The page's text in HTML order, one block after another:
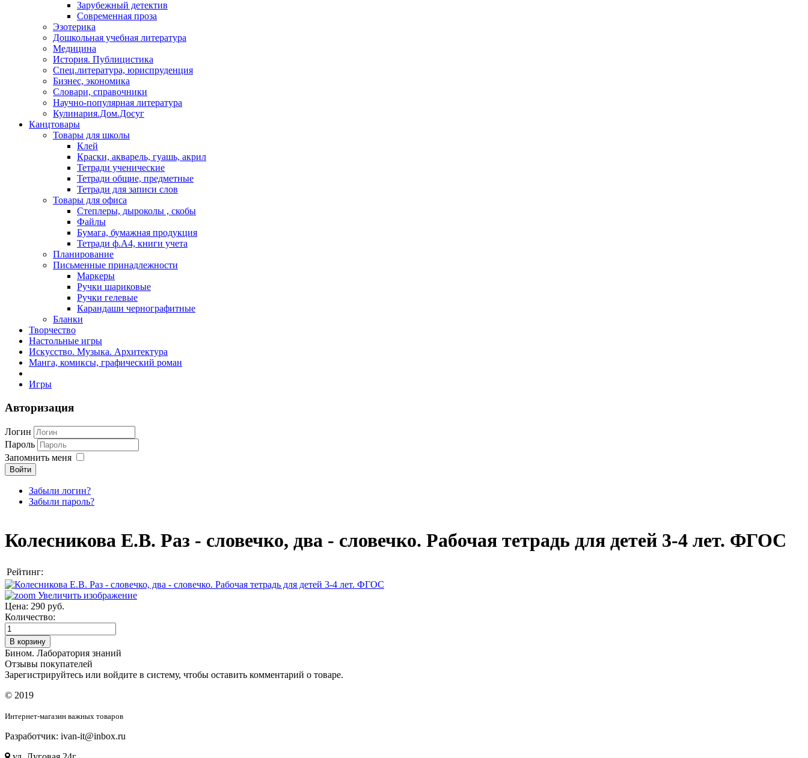
Зарубежный детектив
Современная проза
Эзотерика
Дошкольная учебная литература
Медицина
История. Публицистика
Спец.литература, юриспруденция
Бизнес, экономика
Словари, справочники
Научно-популярная литература
Кулинария.Дом.Досуг
Канцтовары
Товары для школы
Клей
Краски, акварель, гуашь, акрил
Тетради ученические
Тетради общие, предметные
Тетради для записи слов
Товары для офиса
Степлеры, дыроколы , скобы
Файлы
Бумага, бумажная продукция
Тетради ф.А4, книги учета
Планирование
Письменные принадлежности
Маркеры
Ручки шариковые
Ручки гелевые
Карандаши чернографитные
Бланки
Творчество
Настольные игры
Искусство. Музыка. Архитектура
Манга, комиксы, графический роман
Игры
Авторизация
Логин
Пароль
Запомнить меня
Войти
Забыли логин?
Забыли пароль?
Колесникова Е.В. Раз - словечко, два - словечко. Рабочая тетрадь для детей 3-4 лет. ФГОС
Рейтинг:
Увеличить изображение
Цена: 290 руб.
Количество:
Бином. Лаборатория знаний
Отзывы покупателей
Зарегистрируйтесь или войдите в систему, чтобы оставить комментарий о товаре.
© 2019
Интернет-магазин важных товаров
Разработчик: ivan-it@inbox.ru